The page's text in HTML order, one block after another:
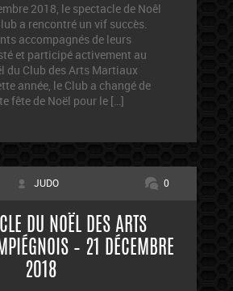
2018, le spectacle de Noêl
a rencontré un vif succès.
accompagnés de leurs
et participé activement au
du Club des Arts Martiaux
année, le Club a changé de
fête de Noël pour le […]
JUDO 0
DU NOËL DES ARTS
– 21 DÉCEMBRE
2018